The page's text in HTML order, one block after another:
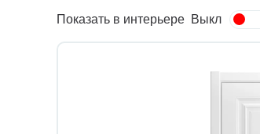
Показать в интерьере Выкл